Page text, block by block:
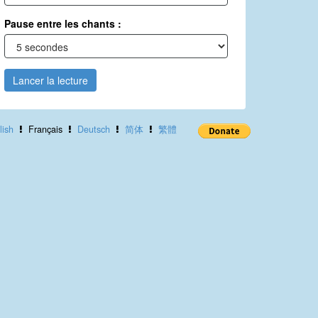
Pause entre les chants :
Lancer la lecture
Français Deutsch 简体 繁體